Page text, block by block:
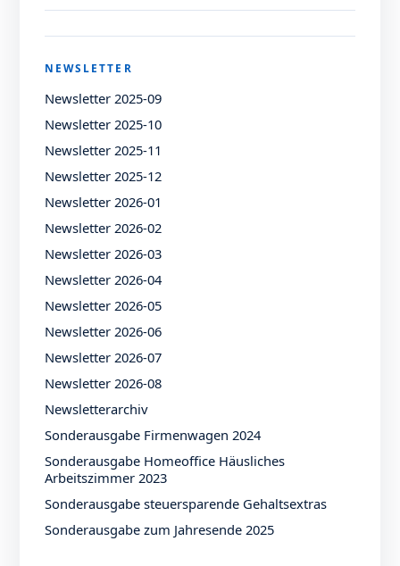
NEWSLETTER
Newsletter 2025-09
Newsletter 2025-10
Newsletter 2025-11
Newsletter 2025-12
Newsletter 2026-01
Newsletter 2026-02
Newsletter 2026-03
Newsletter 2026-04
Newsletter 2026-05
Newsletter 2026-06
Newsletter 2026-07
Newsletter 2026-08
Newsletterarchiv
Sonderausgabe Firmenwagen 2024
Sonderausgabe Homeoffice Häusliches
Arbeitszimmer 2023
Sonderausgabe steuersparende Gehaltsextras
Sonderausgabe zum Jahresende 2025